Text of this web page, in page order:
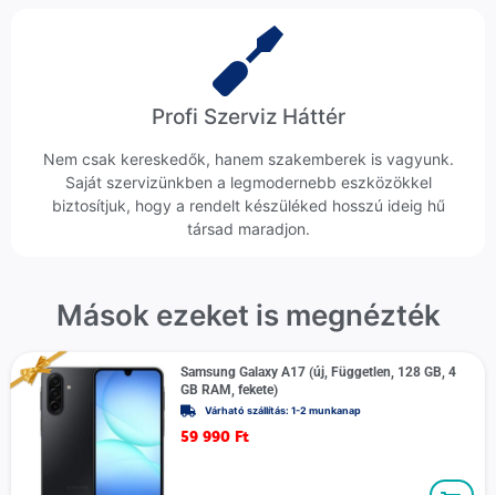
Profi Szerviz Háttér
Nem csak kereskedők, hanem szakemberek is vagyunk.
Saját szervizünkben a legmodernebb eszközökkel
biztosítjuk, hogy a rendelt készüléked hosszú ideig hű
társad maradjon.
Mások ezeket is megnézték
Samsung Galaxy A17 (új, Független, 128 GB, 4
GB RAM, fekete)
Várható szállítás: 1-2 munkanap
59 990 Ft